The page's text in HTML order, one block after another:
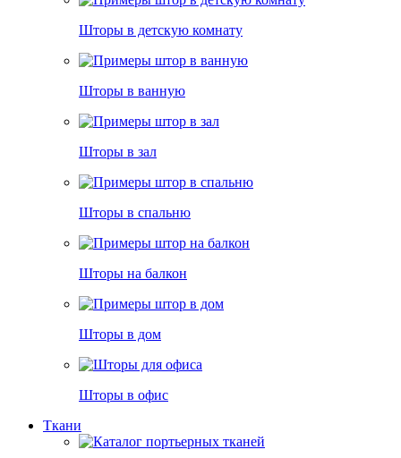
Шторы в детскую комнату
Шторы в ванную
Шторы в зал
Шторы в спальню
Шторы на балкон
Шторы в дом
Шторы в офис
Ткани